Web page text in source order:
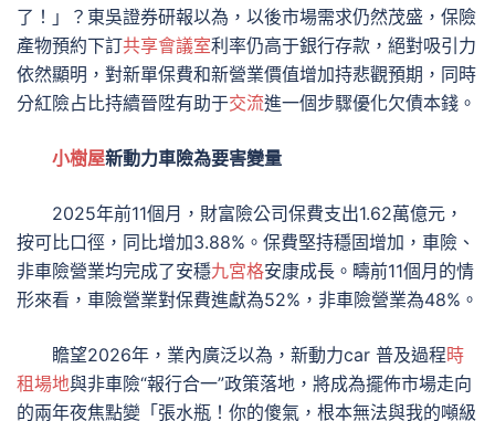
了！」？東吳證券研報以為，以後市場需求仍然茂盛，保險
產物預約下訂共享會議室利率仍高于銀行存款，絕對吸引力
依然顯明，對新單保費和新營業價值增加持悲觀預期，同時
分紅險占比持續晉陞有助于交流進一個步驟優化欠債本錢。
小樹屋新動力車險為要害變量
2025年前11個月，財富險公司保費支出1.62萬億元，
按可比口徑，同比增加3.88%。保費堅持穩固增加，車險、
非車險營業均完成了安穩九宮格安康成長。疇前11個月的情
形來看，車險營業對保費進獻為52%，非車險營業為48%。
瞻望2026年，業內廣泛以為，新動力car 普及過程時
租場地與非車險“報行合一”政策落地，將成為擺佈市場走向
的兩年夜焦點變「張水瓶！你的傻氣，根本無法與我的噸級